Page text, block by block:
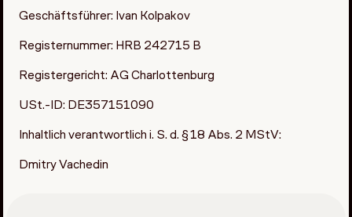
Geschäftsführer: Ivan Kolpakov
Registernummer: HRB 242715 B
Registergericht: AG Charlottenburg
USt.-ID: DE357151090
Inhaltlich verantwortlich i. S. d. § 18 Abs. 2 MStV:
Dmitry Vachedin